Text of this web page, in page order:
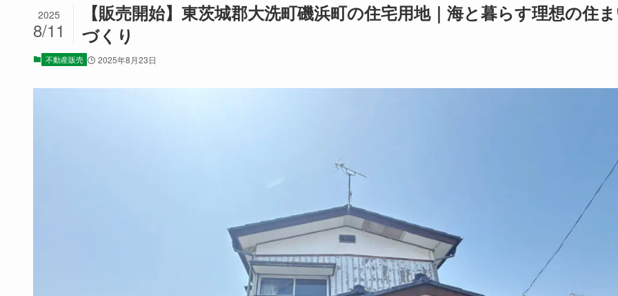
【販売開始】東茨城郡大洗町磯浜町の住宅用地｜海と暮らす理想の住
づくり
2025
8/11
不動産販売 2025年8月23日